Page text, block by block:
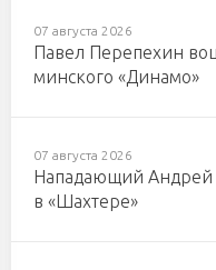
07 августа 2026
Павел Перепехин
минского «Динамо»
07 августа 2026
Нападающий Андрей
в «Шахтере»